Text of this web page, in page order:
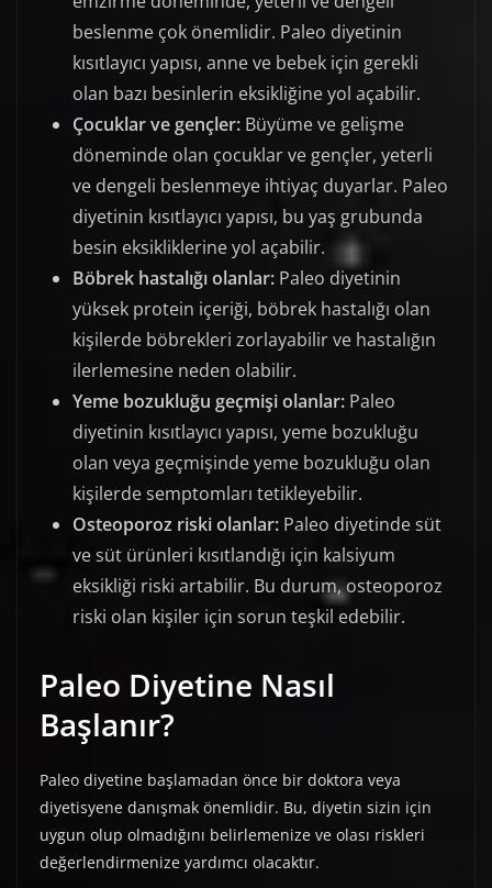
beslenme çok önemlidir. Paleo diyetinin
kısıtlayıcı yapısı, anne ve bebek için gerekli
olan bazı besinlerin eksikliğine yol açabilir.
Çocuklar ve gençler: Büyüme ve gelişme
döneminde olan çocuklar ve gençler, yeterli
ve dengeli beslenmeye ihtiyaç duyarlar. Paleo
diyetinin kısıtlayıcı yapısı, bu yaş grubunda
besin eksikliklerine yol açabilir.
Böbrek hastalığı olanlar: Paleo diyetinin
yüksek protein içeriği, böbrek hastalığı olan
kişilerde böbrekleri zorlayabilir ve hastalığın
ilerlemesine neden olabilir.
Yeme bozukluğu geçmişi olanlar: Paleo
diyetinin kısıtlayıcı yapısı, yeme bozukluğu
olan veya geçmişinde yeme bozukluğu olan
kişilerde semptomları tetikleyebilir.
Osteoporoz riski olanlar: Paleo diyetinde süt
ve süt ürünleri kısıtlandığı için kalsiyum
eksikliği riski artabilir. Bu durum, osteoporoz
riski olan kişiler için sorun teşkil edebilir.
Paleo Diyetine Nasıl
Başlanır?
Paleo diyetine başlamadan önce bir doktora veya
diyetisyene danışmak önemlidir. Bu, diyetin sizin için
uygun olup olmadığını belirlemenize ve olası riskleri
değerlendirmenize yardımcı olacaktır.